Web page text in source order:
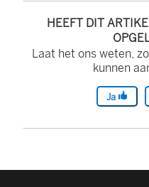
HEEFT DIT
Laat het ons weten,
kunnen
Ja